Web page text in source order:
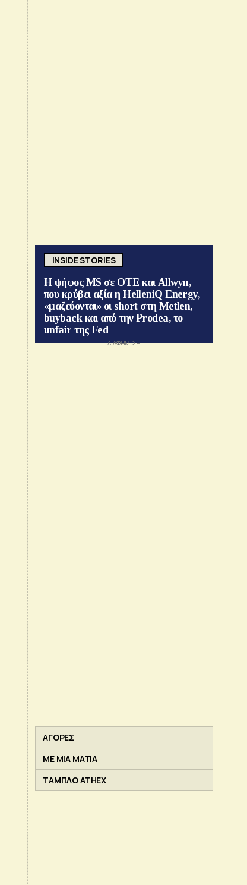
INSIDE STORIES
Η ψήφος MS σε ΟΤΕ και Allwyn,
που κρύβει αξία η HelleniQ Energy,
«μαζεύονται» οι short στη Metlen,
buyback και από την Prodea, το
unfair της Fed
ΑΓΟΡΕΣ
ΜΕ ΜΙΑ ΜΑΤΙΑ
ΤΑΜΠΛΟ ATHEX